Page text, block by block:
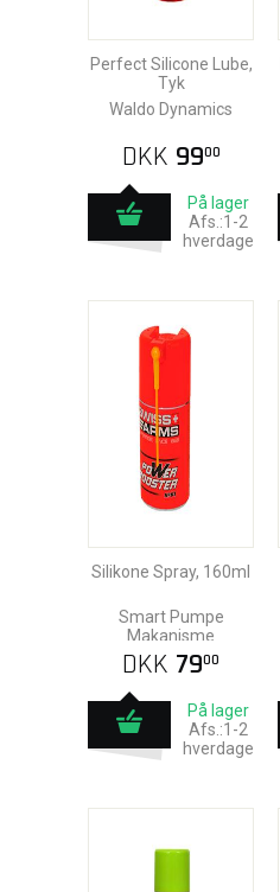
Perfect Silicone Lube,
Tyk
Waldo Dynamics
DKK 9900
På lager
Afs.:1-2
hverdage
Silikone Spray, 160ml
Smart Pumpe
Makanisme
DKK 7900
På lager
Afs.:1-2
hverdage